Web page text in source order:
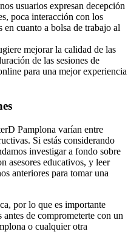
usuarios expresan decepción
poca interacción con los
cuanto a bolsa de trabajo al
mejorar la calidad de las
de las sesiones de
para una mejor experiencia
Pamplona varían entre
Si estás considerando
investigar a fondo sobre
asesores educativos, y leer
anteriores para tomar una
por lo que es importante
de comprometerte con un
o cualquier otra